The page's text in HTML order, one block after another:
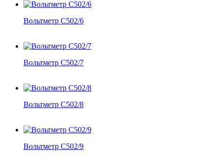
Вольтметр С502/6
Вольтметр С502/7
Вольтметр С502/8
Вольтметр С502/9